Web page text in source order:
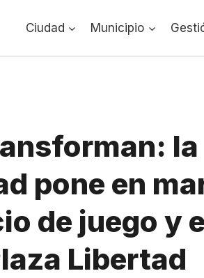
Ciudad Municipio
la
pone en
de juego y
Libertad